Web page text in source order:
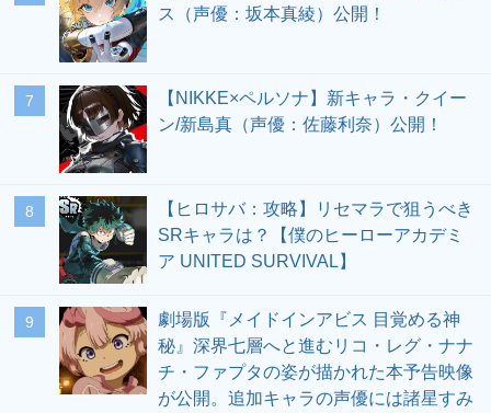
ス（声優：坂本真綾）公開！
7
【NIKKE×ペルソナ】新キャラ・クイー
ン/新島真（声優：佐藤利奈）公開！
8
【ヒロサバ：攻略】リセマラで狙うべき
SRキャラは？【僕のヒーローアカデミ
ア UNITED SURVIVAL】
9
劇場版『メイドインアビス 目覚める神
秘』深界七層へと進むリコ・レグ・ナナ
チ・ファプタの姿が描かれた本予告映像
が公開。追加キャラの声優には諸星すみ